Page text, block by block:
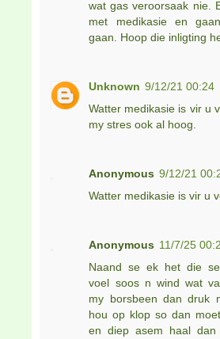
wat gas veroorsaak nie.
met medikasie en
gaan. Hoop die inligting
Unknown 9/12/21 00:24
Watter medikasie is vir u
my stres ook al hoog.
Anonymous 9/12/21
Watter medikasie is vir u
Anonymous 11/7/25
Naand se ek het die
voel soos n wind wat
my borsbeen dan druk
hou op klop so dan
en diep asem haal